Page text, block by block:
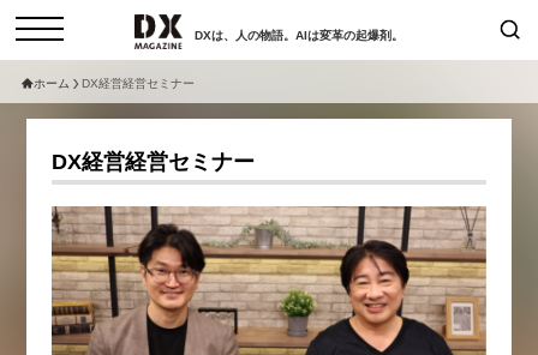
DXは、人の物語。AIは変革の起爆剤。
セミナー
サービスメニュー 日本オムニチャネル協会
トップページ
特集
検索
現在開催予定のセミナー
セミナー
【8/12開催】「イノベーションを
ホーム DX経営経営セミナー
DX経営経営セミナー